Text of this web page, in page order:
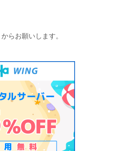
からお願いします。